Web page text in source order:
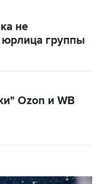
не
юрлица группы
Ozon и WB